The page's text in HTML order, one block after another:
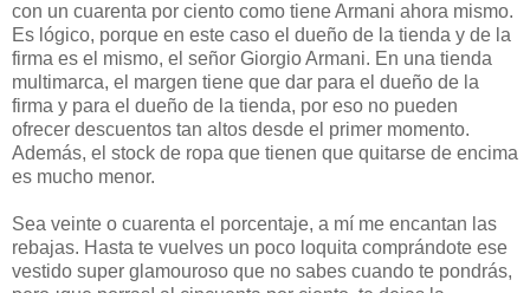
con un cuarenta por ciento como tiene Armani ahora mismo.
Es lógico, porque en este caso el dueño de la tienda y de la
firma es el mismo, el señor Giorgio Armani. En una tienda
multimarca, el margen tiene que dar para el dueño de la
firma y para el dueño de la tienda, por eso no pueden
ofrecer descuentos tan altos desde el primer momento.
Además, el stock de ropa que tienen que quitarse de encima
es mucho menor.
Sea veinte o cuarenta el porcentaje, a mí me encantan las
rebajas. Hasta te vuelves un poco loquita comprándote ese
vestido super glamouroso que no sabes cuando te pondrás,